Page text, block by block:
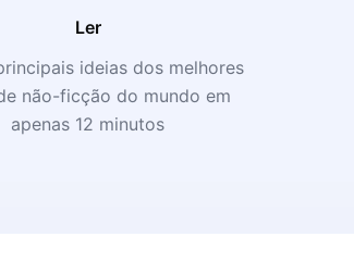
Ler
ideias dos melhores
não-ficção do mundo em
apenas 12 minutos